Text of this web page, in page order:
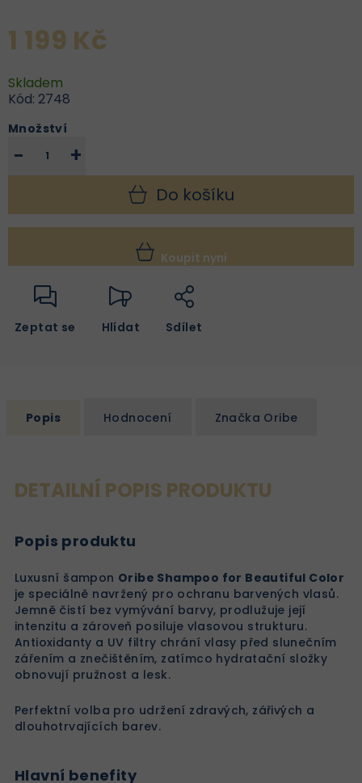
1 199 Kč
Skladem
Kód: 2748
Množství
+
−
Do košíku
Koupit nyní
Zeptat se Hlídat Sdílet
Popis Hodnocení Značka Oribe
DETAILNÍ POPIS PRODUKTU
Popis produktu
Luxusní šampon Oribe Shampoo for Beautiful Color
je speciálně navržený pro ochranu barvených vlasů.
Jemně čistí bez vymývání barvy, prodlužuje její
intenzitu a zároveň posiluje vlasovou strukturu.
Antioxidanty a UV filtry chrání vlasy před slunečním
zářením a znečištěním, zatímco hydratační složky
obnovují pružnost a lesk.
Perfektní volba pro udržení zdravých, zářivých a
dlouhotrvajících barev.
Hlavní benefity